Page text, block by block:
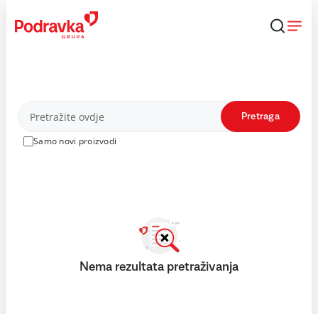
content
Proizvodi
Samo novi proizvodi
Pretraga
Nema rezultata pretraživanja